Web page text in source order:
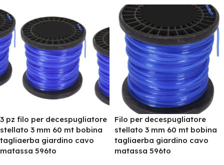
3 pz filo per decespugliatore
stellato 3 mm 60 mt bobina
tagliaerba giardino cavo
matassa 596to
Filo per decespugliatore
stellato 3 mm 60 mt bobina
tagliaerba giardino cavo
matassa 596to